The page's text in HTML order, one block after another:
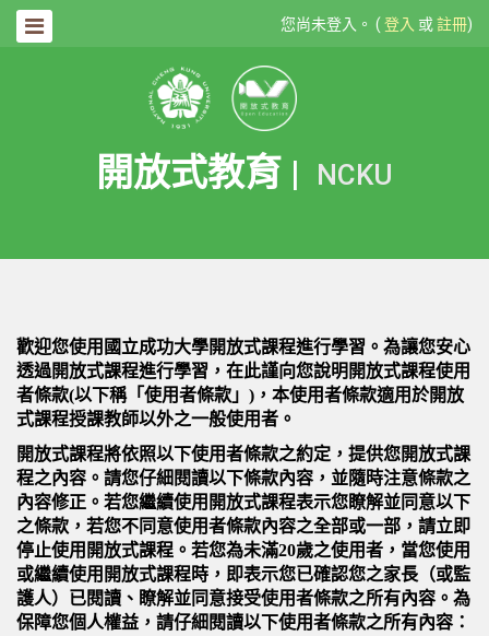
您尚未登入。 ( 登入 或 註冊)
開放式教育 | NCKU
歡迎您使用國立成功大學開放式課程進行學習。為讓您安心
透過開放式課程進行學習，在此謹向您說明開放式課程使用
者條款(以下稱「使用者條款」)，本使用者條款適用於開放
式課程授課教師以外之一般使用者。
開放式課程將依照以下使用者條款之約定，提供您開放式課
程之內容。請您仔細閱讀以下條款內容，並隨時注意條款之
內容修正。若您繼續使用開放式課程表示您瞭解並同意以下
之條款，若您不同意使用者條款內容之全部或一部，請立即
停止使用開放式課程。若您為未滿20歲之使用者，當您使用
或繼續使用開放式課程時，即表示您已確認您之家長（或監
護人）已閱讀、瞭解並同意接受使用者條款之所有內容。為
保障您個人權益，請仔細閱讀以下使用者條款之所有內容：